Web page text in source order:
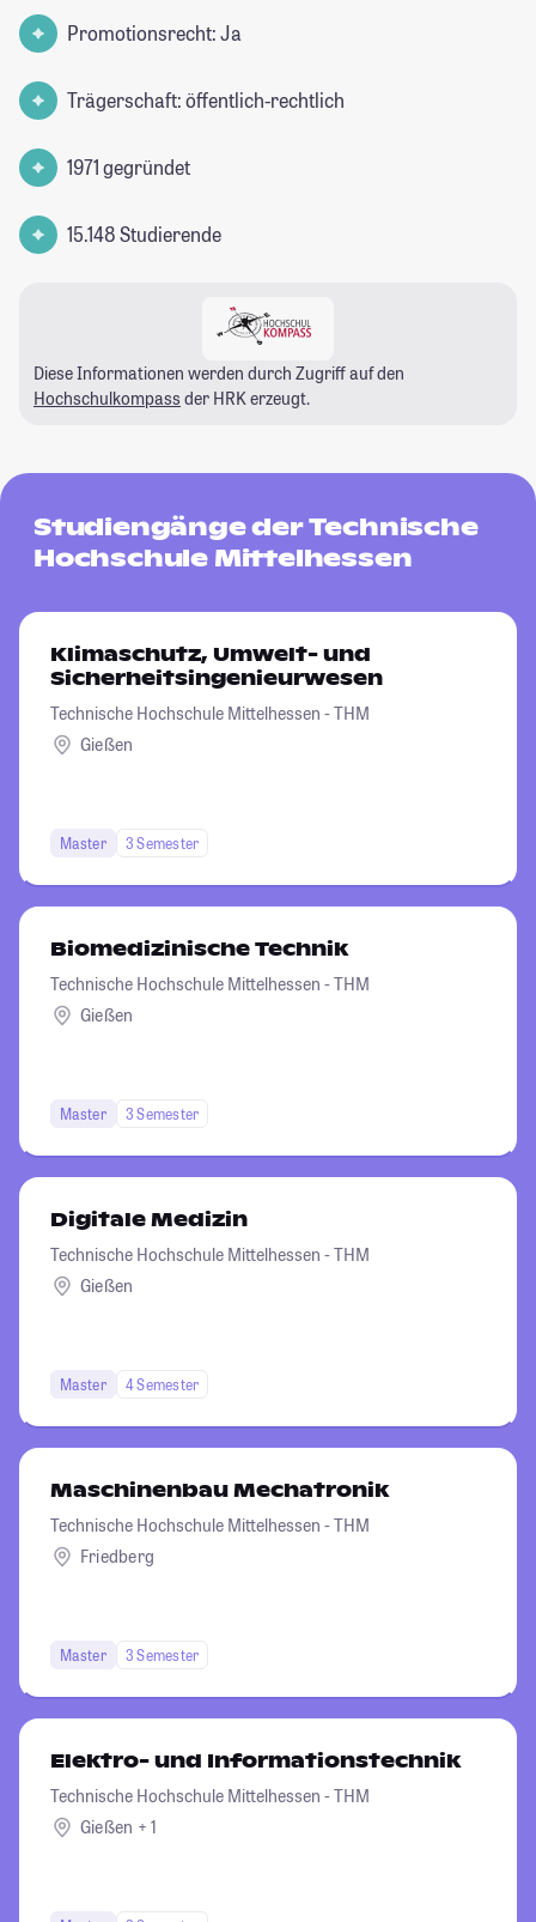
Promotionsrecht: Ja
Trägerschaft: öffentlich-rechtlich
1971 gegründet
15.148 Studierende
Diese Informationen werden durch Zugriff auf den
Hochschulkompass der HRK erzeugt.
Studiengänge der Technische
Hochschule Mittelhessen
Klimaschutz, Umwelt- und
Sicherheitsingenieurwesen
Technische Hochschule Mittelhessen - THM
Gießen
Master 3 Semester
Biomedizinische Technik
Technische Hochschule Mittelhessen - THM
Gießen
Master 3 Semester
Digitale Medizin
Technische Hochschule Mittelhessen - THM
Gießen
Master 4 Semester
Maschinenbau Mechatronik
Technische Hochschule Mittelhessen - THM
Friedberg
Master 3 Semester
Elektro- und Informationstechnik
Technische Hochschule Mittelhessen - THM
Gießen + 1